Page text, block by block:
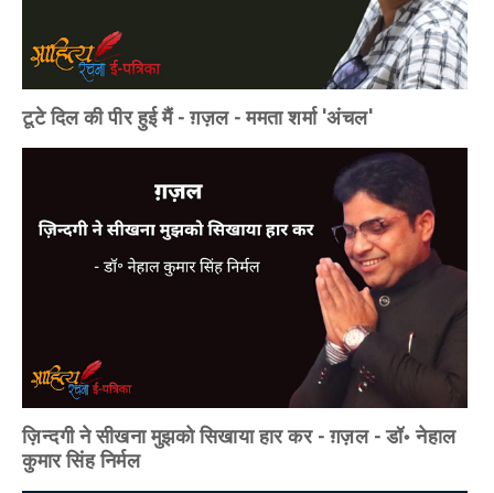
टूटे दिल की पीर हुई मैं - ग़ज़ल - ममता शर्मा 'अंचल'
ज़िन्दगी ने सीखना मुझको सिखाया हार कर - ग़ज़ल - डॉ॰ नेहाल
कुमार सिंह निर्मल